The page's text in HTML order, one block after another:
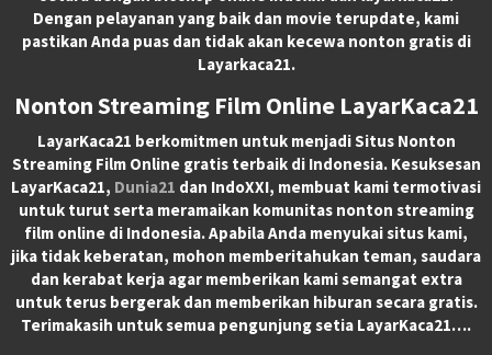
Dengan pelayanan yang baik dan movie terupdate, kami
pastikan Anda puas dan tidak akan kecewa nonton gratis di
Layarkaca21.
Nonton Streaming Film Online LayarKaca21
LayarKaca21 berkomitmen untuk menjadi Situs Nonton
Streaming Film Online gratis terbaik di Indonesia. Kesuksesan
LayarKaca21, Dunia21 dan IndoXXI, membuat kami termotivasi
untuk turut serta meramaikan komunitas nonton streaming
film online di Indonesia. Apabila Anda menyukai situs kami,
jika tidak keberatan, mohon memberitahukan teman, saudara
dan kerabat kerja agar memberikan kami semangat extra
untuk terus bergerak dan memberikan hiburan secara gratis.
Terimakasih untuk semua pengunjung setia LayarKaca21….